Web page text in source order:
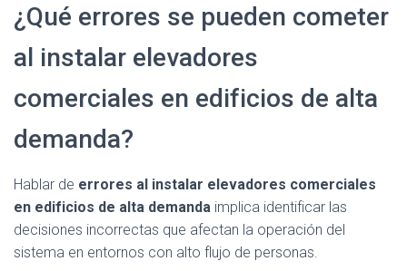
¿Qué errores se pueden cometer
al instalar elevadores
comerciales en edificios de alta
demanda?
Hablar de errores al instalar elevadores comerciales
en edificios de alta demanda implica identificar las
decisiones incorrectas que afectan la operación del
sistema en entornos con alto flujo de personas.